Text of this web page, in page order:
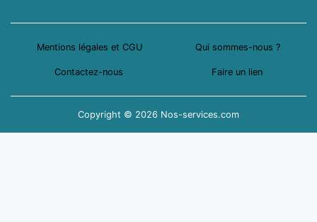
Mentions légales et CGU Qui sommes-nous ?
Contactez-nous Faire un lien
Copyright © 2026 Nos-services.com